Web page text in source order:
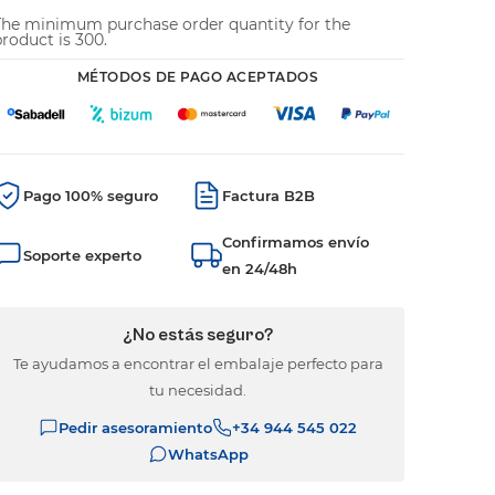
minimum purchase order quantity for the
is 300.
MÉTODOS DE PAGO ACEPTADOS
Pago 100% seguro Factura B2B
Soporte experto
Confirmamos envío
en 24/48h
¿No estás seguro?
Te ayudamos a encontrar el embalaje perfecto para
tu necesidad.
Pedir asesoramiento
+34 944 545 022
WhatsApp